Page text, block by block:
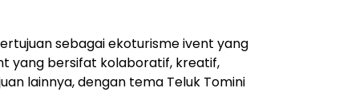
sebagai ekoturisme ivent yang
yang bersifat kolaboratif, kreatif,
lainnya, dengan tema Teluk Tomini